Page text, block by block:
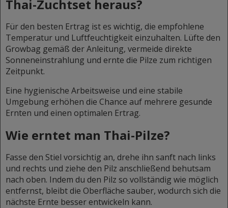
Thai-Zuchtset heraus?
Für den besten Ertrag ist es wichtig, die empfohlene
Temperatur und Luftfeuchtigkeit einzuhalten. Lüfte den
Growbag gemäß der Anleitung, vermeide direkte
Sonneneinstrahlung und ernte die Pilze zum richtigen
Zeitpunkt.
Eine hygienische Arbeitsweise und eine stabile
Umgebung erhöhen die Chance auf mehrere gesunde
Ernten und einen optimalen Ertrag.
Wie erntet man Thai-Pilze?
Fasse den Stiel vorsichtig an, drehe ihn sanft nach links
und rechts und ziehe den Pilz anschließend behutsam
nach oben. Indem du den Pilz so vollständig wie möglich
entfernst, bleibt die Oberfläche sauber, wodurch sich die
nächste Ernte besser entwickeln kann.